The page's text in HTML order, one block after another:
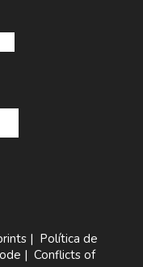
| Política de
| Conflicts of